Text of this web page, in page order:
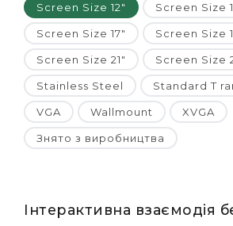
Screen Size 12" Screen Size
Screen Size 17" Screen Size
Screen Size 21" Screen Size
Stainless Steel Standard T
VGA Wallmount XVGA
Знято з виробництва
Інтерактивна взаємодія